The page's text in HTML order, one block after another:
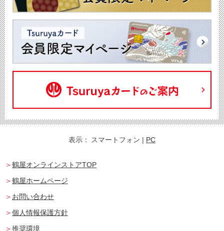
表示： スマートフォン | PC
鶴屋オンラインストアTOP
鶴屋ホームページ
お問い合わせ
個人情報保護方針
推奨環境